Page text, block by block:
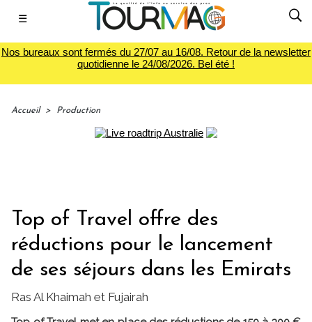
☰
Nos bureaux sont fermés du 27/07 au 16/08. Retour de la newsletter
quotidienne le 24/08/2026. Bel été !
Accueil > Production
Top of Travel offre des
réductions pour le lancement
de ses séjours dans les Emirats
Ras Al Khaimah et Fujairah